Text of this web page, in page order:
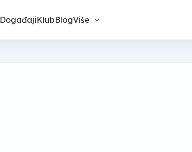
DogađajiKlubBlogViše